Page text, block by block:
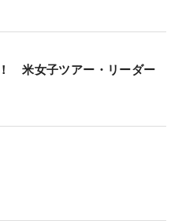
米女子ツアー・リーダー